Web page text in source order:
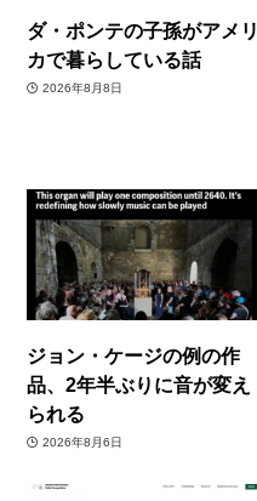
ダ・ポンテの子孫がアメリ
カで暮らしている話
2026年8月8日
ジョン・ケージの例の作
品、2年半ぶりに音が変え
られる
2026年8月6日